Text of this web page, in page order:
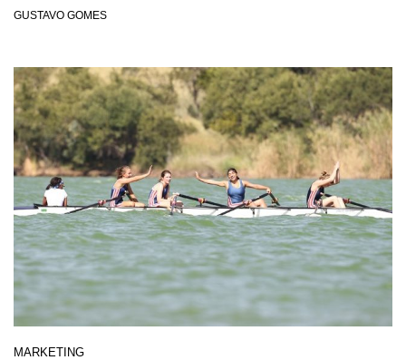
GUSTAVO GOMES
MARKETING